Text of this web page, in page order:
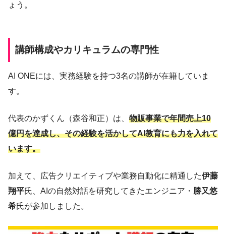
ょう。
講師構成やカリキュラムの専門性
AI ONEには、実務経験を持つ3名の講師が在籍していま
す。
代表のかずくん（森谷和正）は、 物販事業で年間売上10
億円を達成し、その経験を活かしてAI教育にも力を入れて
います。
加えて、広告クリエイティブや業務自動化に精通した伊藤
翔平氏、AIの自然対話を研究してきたエンジニア・ 勝又悠
希氏が参加しました。